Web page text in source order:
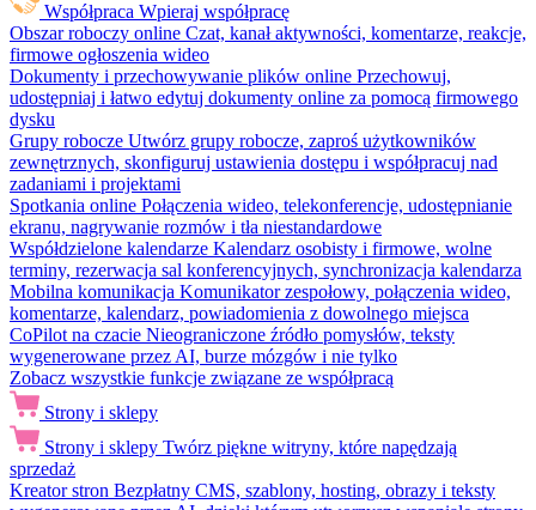
Współpraca Wpieraj współpracę
Obszar roboczy online Czat, kanał aktywności, komentarze, reakcje,
firmowe ogłoszenia wideo
Dokumenty i przechowywanie plików online Przechowuj,
udostępniaj i łatwo edytuj dokumenty online za pomocą firmowego
dysku
Grupy robocze Utwórz grupy robocze, zaproś użytkowników
zewnętrznych, skonfiguruj ustawienia dostępu i współpracuj nad
zadaniami i projektami
Spotkania online Połączenia wideo, telekonferencje, udostępnianie
ekranu, nagrywanie rozmów i tła niestandardowe
Współdzielone kalendarze Kalendarz osobisty i firmowe, wolne
terminy, rezerwacja sal konferencyjnych, synchronizacja kalendarza
Mobilna komunikacja Komunikator zespołowy, połączenia wideo,
komentarze, kalendarz, powiadomienia z dowolnego miejsca
CoPilot na czacie Nieograniczone źródło pomysłów, teksty
wygenerowane przez AI, burze mózgów i nie tylko
Zobacz wszystkie funkcje związane ze współpracą
Strony i sklepy
Strony i sklepy Twórz piękne witryny, które napędzają
sprzedaż
Kreator stron Bezpłatny CMS, szablony, hosting, obrazy i teksty